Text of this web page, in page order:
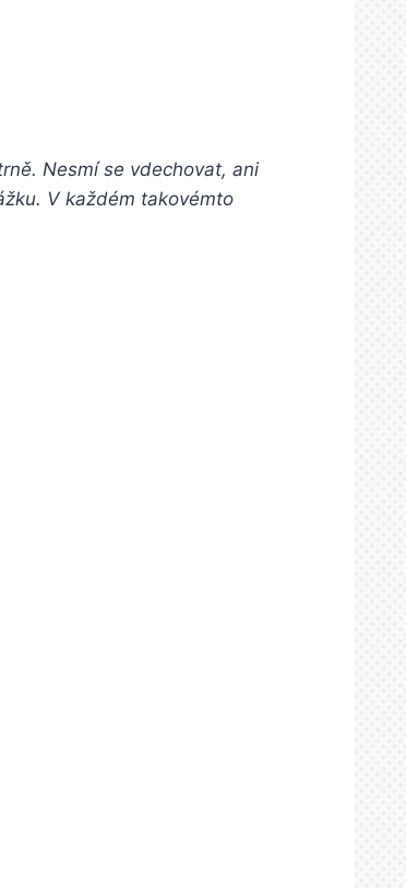
Nesmí se vdechovat, ani
V každém takovémto